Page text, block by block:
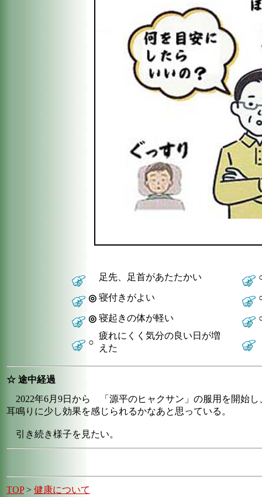
足先、足首があたたかい
◎ 寝付きがよい
◎ 寝起きの体が軽い
○
疲れにくく気分の良い日が増
えた
☆ 途中経過
2022年6月9日から 「源平のヒャクサン」の服用を開始し
耳鳴りに少し効果を感じられるかなあと思っている。
引き続き様子を見たい。
TOP> 健康について